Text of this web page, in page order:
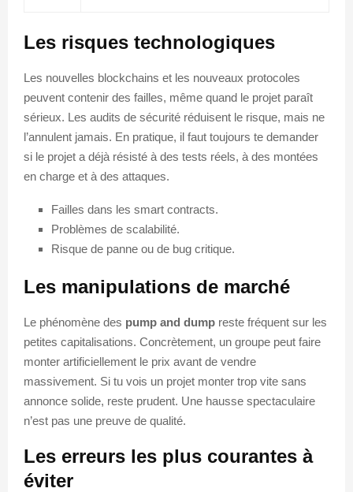
Les risques technologiques
Les nouvelles blockchains et les nouveaux protocoles
peuvent contenir des failles, même quand le projet paraît
sérieux. Les audits de sécurité réduisent le risque, mais ne
l’annulent jamais. En pratique, il faut toujours te demander
si le projet a déjà résisté à des tests réels, à des montées
en charge et à des attaques.
Failles dans les smart contracts.
Problèmes de scalabilité.
Risque de panne ou de bug critique.
Les manipulations de marché
Le phénomène des pump and dump reste fréquent sur les
petites capitalisations. Concrètement, un groupe peut faire
monter artificiellement le prix avant de vendre
massivement. Si tu vois un projet monter trop vite sans
annonce solide, reste prudent. Une hausse spectaculaire
n’est pas une preuve de qualité.
Les erreurs les plus courantes à
éviter